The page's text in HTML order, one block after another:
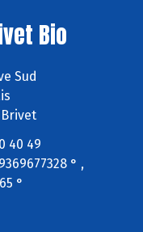
Bio
Sud
40 49
° ,
°